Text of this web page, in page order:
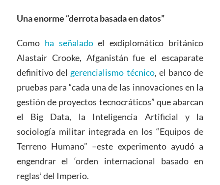
Una enorme “derrota basada en datos”
Como ha señaladoel exdiplomático británico
Alastair Crooke, Afganistán fue el escaparate
definitivo del gerencialismo técnico, el banco de
pruebas para “cada una de las innovaciones en la
gestión de proyectos tecnocráticos” que abarcan
el Big Data, la Inteligencia Artificial y la
sociología militar integrada en los “Equipos de
Terreno Humano” –este experimento ayudó a
engendrar el ‘orden internacional basado en
reglas’ del Imperio.